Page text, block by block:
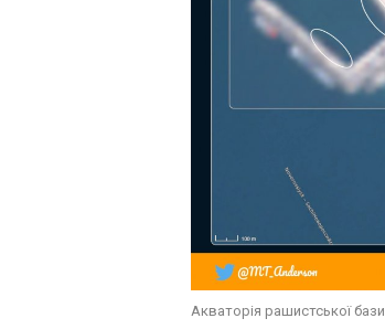
Акваторія рашистської